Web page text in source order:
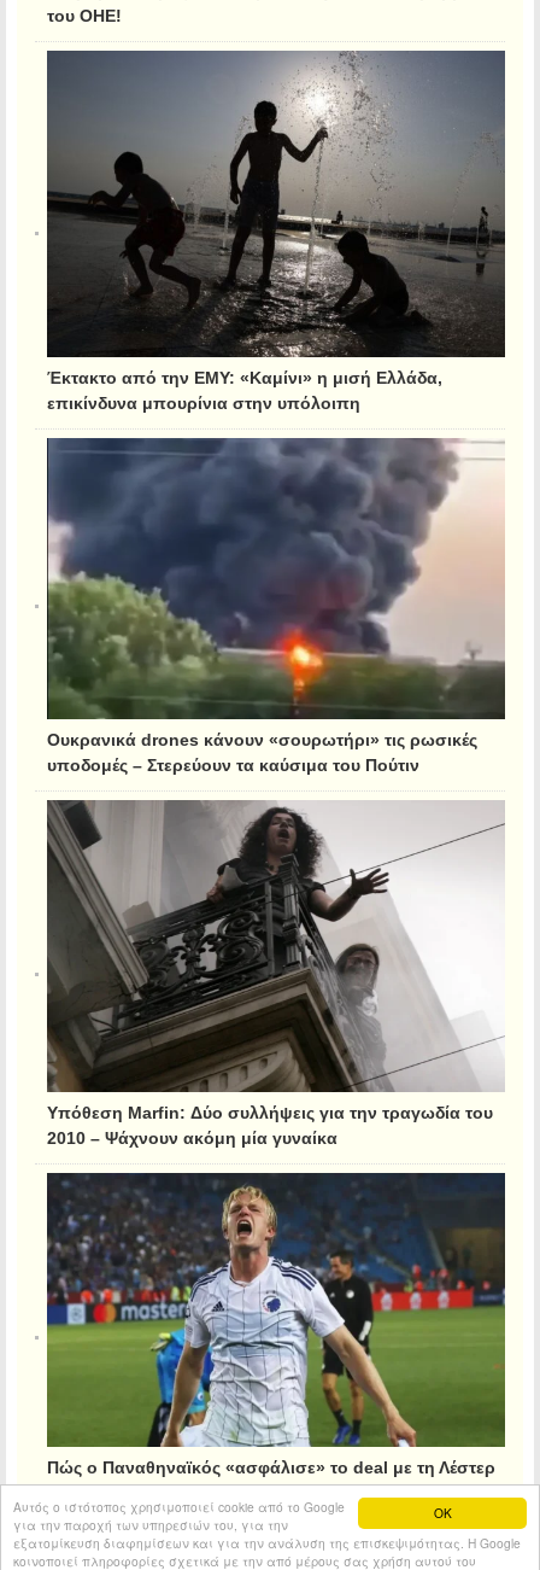
OK
Αυτός ο ιστότοπος χρησιμοποιεί cookie από το Google
για την παροχή των υπηρεσιών του, για την
εξατομίκευση διαφημίσεων και για την ανάλυση της επισκεψιμότητας. Η Google
κοινοποιεί πληροφορίες σχετικά με την από μέρους σας χρήση αυτού του
του ΟΗΕ!
Έκτακτο από την ΕΜΥ: «Καμίνι» η μισή Ελλάδα,
επικίνδυνα μπουρίνια στην υπόλοιπη
Ουκρανικά drones κάνουν «σουρωτήρι» τις ρωσικές
υποδομές – Στερεύουν τα καύσιμα του Πούτιν
Υπόθεση Marfin: Δύο συλλήψεις για την τραγωδία του
2010 – Ψάχνουν ακόμη μία γυναίκα
Πώς ο Παναθηναϊκός «ασφάλισε» το deal με τη Λέστερ